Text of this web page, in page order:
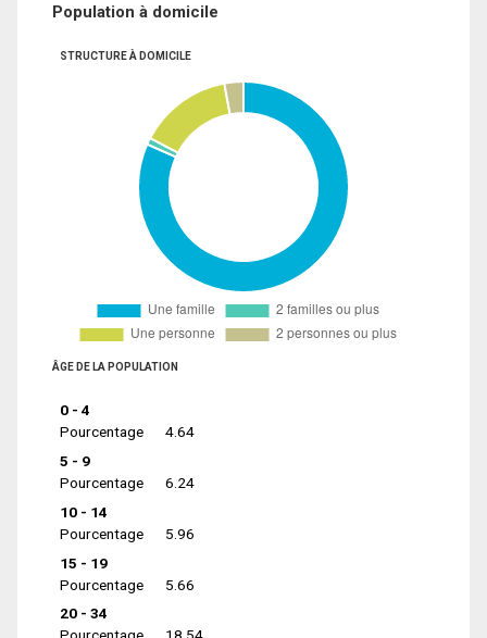
Population à domicile
STRUCTURE À DOMICILE
ÂGE DE LA POPULATION
0 - 4
Pourcentage
4.64
5 - 9
Pourcentage
6.24
10 - 14
Pourcentage
5.96
15 - 19
Pourcentage
5.66
20 - 34